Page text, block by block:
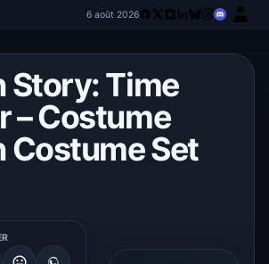
6 août 2026
Story: Time
– Costume
Costume Set